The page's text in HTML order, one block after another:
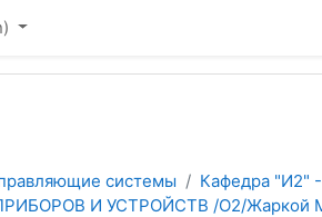
системы Кафедра "И2"
И УСТРОЙСТВ /О2/Жаркой